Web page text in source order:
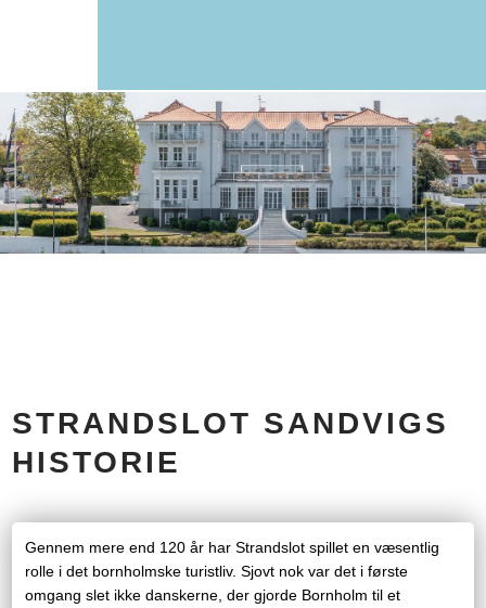
​STRANDSLOT SANDVIGS
HISTORIE
Gennem mere end 120 år har Strandslot spillet en væsentlig
rolle i det bornholmske turistliv. Sjovt nok var det i første
omgang slet ikke danskerne, der gjorde Bornholm til et